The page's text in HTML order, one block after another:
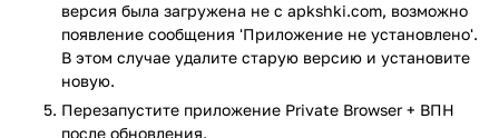
версия была загружена не с apkshki.com, возможно
появление сообщения 'Приложение не установлено'.
В этом случае удалите старую версию и установите
новую.
Перезапустите приложениe Private Browser + ВПН
после обновления.